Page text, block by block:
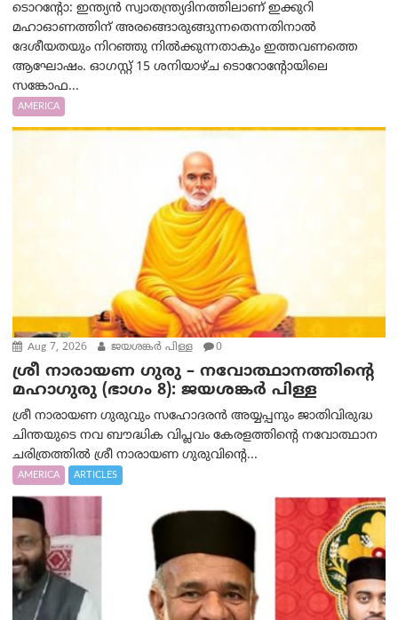
ടൊറന്റോ: ഇന്ത്യൻ സ്വാതന്ത്ര്യദിനത്തിലാണ് ഇക്കുറി
മഹാഓണത്തിന് അരങ്ങൊരുങ്ങുന്നതെന്നതിനാൽ
ദേശീയതയും നിറഞ്ഞു നിൽക്കുന്നതാകും ഇത്തവണത്തെ
ആഘോഷം. ഓഗസ്റ്റ് 15 ശനിയാഴ്ച ടൊറോന്റോയിലെ
സങ്കോഫ...
AMERICA
Aug 7, 2026 ജയശങ്കര്‍ പിള്ള 0
ശ്രീ നാരായണ ഗുരു – നവോത്ഥാനത്തിന്റെ
മഹാഗുരു (ഭാഗം 8): ജയശങ്കര്‍ പിള്ള
ശ്രീ നാരായണ ഗുരുവും സഹോദരൻ അയ്യപ്പനും ജാതിവിരുദ്ധ
ചിന്തയുടെ നവ ബൗദ്ധിക വിപ്ലവം കേരളത്തിന്റെ നവോത്ഥാന
ചരിത്രത്തിൽ ശ്രീ നാരായണ ഗുരുവിന്റെ...
AMERICA ARTICLES